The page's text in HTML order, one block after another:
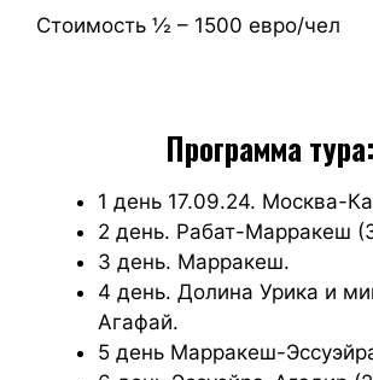
Стоимость ½ – 1500 евро/чел
Программа тура:
1 день 17.09.24. Москва-
2 день. Рабат-Марракеш
3 день. Марракеш.
4 день. Долина Урика и
Агафай.
5 день Марракеш-